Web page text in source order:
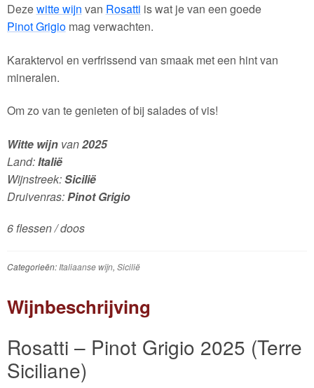
Dezewitte wijn van Rosatti is wat je van een goede
Pinot Grigiomag verwachten.
Karaktervol en verfrissend van smaak met een hint van
mineralen.
Om zo van te genieten of bij salades of vis!
Witte wijnvan2025
Land:Italië
Wijnstreek:Sicilië
Druivenras:Pinot Grigio
6 flessen / doos
Categorieën: Italiaanse wijn, Sicilië
Wijnbeschrijving
Rosatti – Pinot Grigio 2025 (Terre
Siciliane)